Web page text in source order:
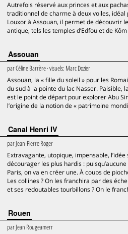
Autrefois réservé aux princes et aux
traditionnel de charme à deux voiles,
Louxor à Assouan, il permet de découvrir
antique, tels les temples d’Edfou et de
Assouan
parCéline Barrère· visuels: Marc Dozier
Assouan, la « fille du soleil » pour les
du sud à la pointe du lac Nasser. Paisible,
est le point de départ pour explorer Abu
l’origine de la notion de « patrimoine
Canal Henri IV
parJean-Pierre Roger
Extravagante, utopique, impensable,
décourager les plus hardis :
Paris, on va en créer une. À coups de
Les collines ? On les franchira par des
et ses redoutables tourbillons ? On le
Rouen
parJean Rougeamerr